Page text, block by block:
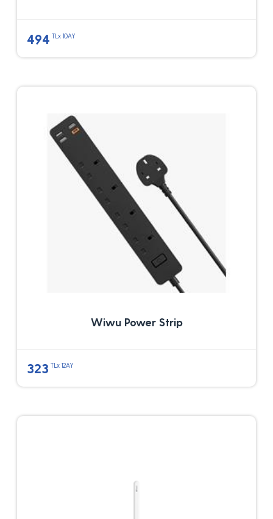
494 TLx 10AY
Wiwu Power Strip
323 TLx 12AY